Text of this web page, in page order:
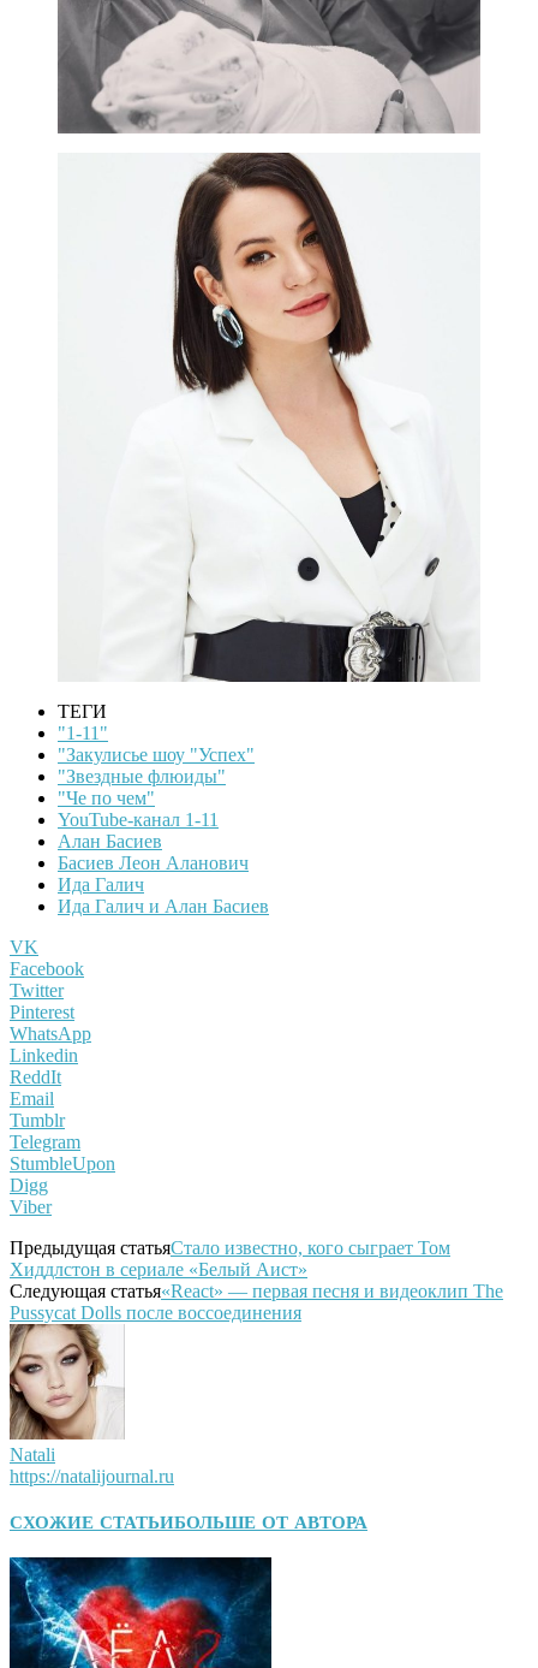
ТЕГИ
"1-11"
"Закулисье шоу "Успех"
"Звездные флюиды"
"Че по чем"
YouTube-канал 1-11
Алан Басиев
Басиев Леон Аланович
Ида Галич
Ида Галич и Алан Басиев
VK
Facebook
Twitter
Pinterest
WhatsApp
Linkedin
ReddIt
Email
Tumblr
Telegram
StumbleUpon
Digg
Viber
Предыдущая статьяСтало известно, кого сыграет Том
Хиддлстон в сериале «Белый Аист»
Следующая статья«React» — первая песня и видеоклип The
Pussycat Dolls после воссоединения
Natali
https://natalijournal.ru
СХОЖИЕ СТАТЬИБОЛЬШЕ ОТ АВТОРА